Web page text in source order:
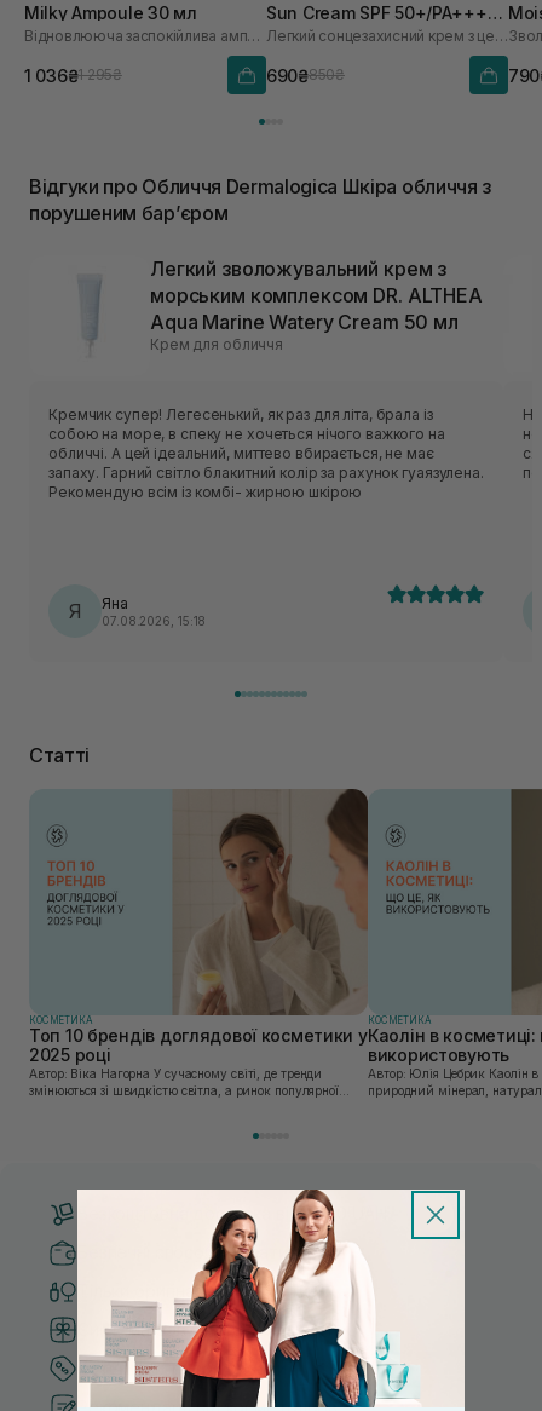
Milky Ampoule 30 мл
Відновлююча заспокійлива ампула для обличчя
1 036₴1 295₴
Sun Cream SPF 50+/PA++++
50 мл
Легкий сонцезахисний крем з центелою
690₴850₴
мл
Відгуки про Обличчя Dermalogica Шкіра обличчя з
порушеним барʼєром
Легкий зволожувальний крем з
морським комплексом DR. ALTHEA
Aqua Marine Watery Cream 50 мл
Крем для обличчя
Кремчик супер! Легесенький, як раз для літа, брала із
собою на море, в спеку не хочеться нічого важкого на
обличчі. А цей ідеальний, миттево вбирається, не має
запаху. Гарний світло блакитний колір за рахунок гуаязулена.
Рекомендую всім із комбі- жирною шкірою
Я Яна
07.08.2026, 15:18
Статті
КОСМЕТИКА
Топ 10 брендів доглядової косметики у
2025 році
Автор: Віка Нагорна У сучасному світі, де тренди
змінюються зі швидкістю світла, а ринок популярної
КОСМЕТИКА
Каолін в
використовують
Автор: Юлія Цебрик Каолін в косметології – це
природний мінерал,
Безкоштовна доставка від 3000 UAH
Безпечні способи оплати
Тільки оригінальна косметика
Система бонусів та лояльності
Кращі ціни та топ товари